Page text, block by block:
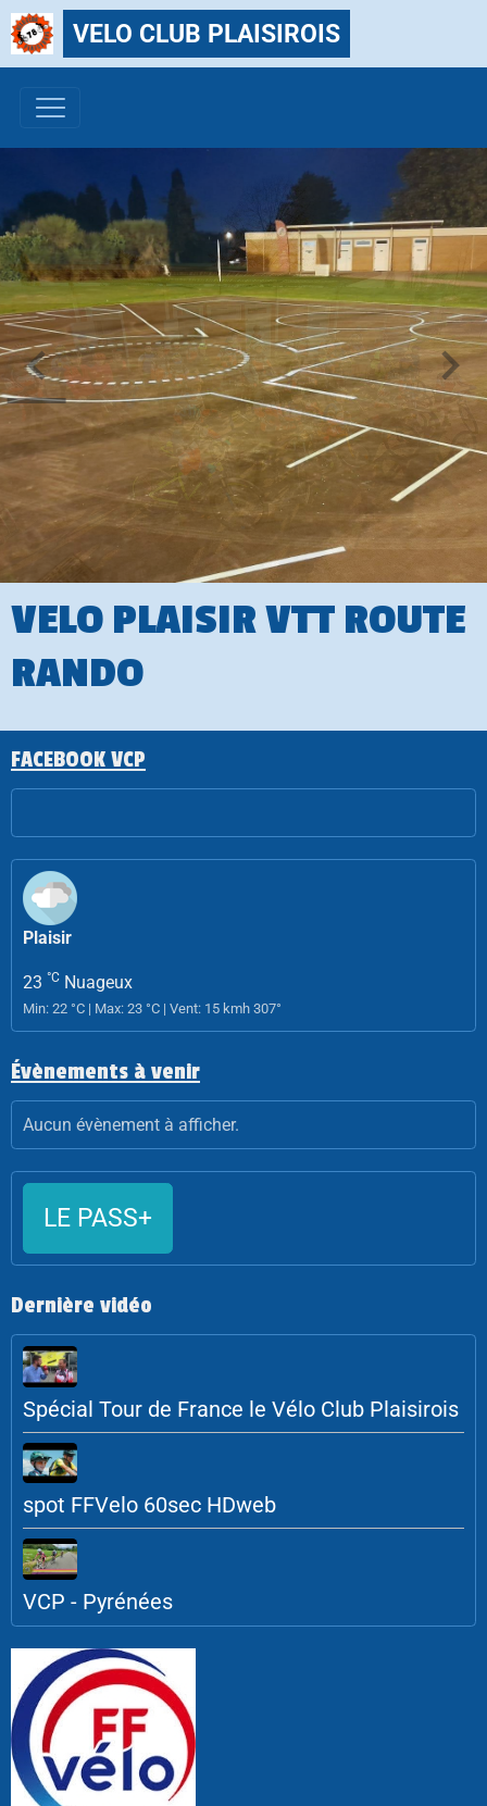
VELO CLUB PLAISIROIS
VELO PLAISIR VTT ROUTE
RANDO
FACEBOOK VCP
Plaisir
23 °C Nuageux
Min: 22 °C | Max: 23 °C | Vent: 15 kmh 307°
Évènements à venir
Aucun évènement à afficher.
LE PASS+
Dernière vidéo
Spécial Tour de France le Vélo Club Plaisirois
spot FFVelo 60sec HDweb
VCP - Pyrénées